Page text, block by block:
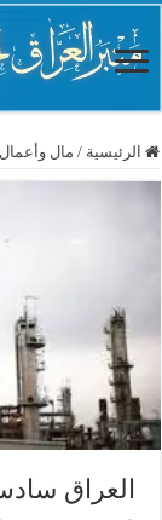
الرئيسية / مال وأعمال
العراق